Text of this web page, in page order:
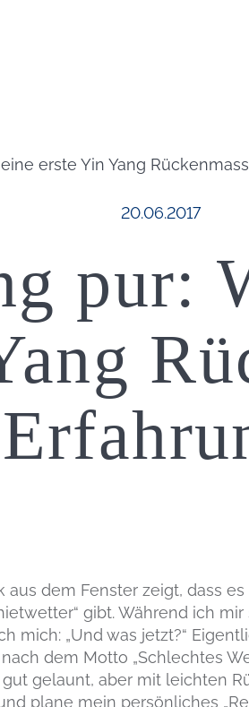
erste Yin Yang
Veröffentlicht am:
20.06.2017
pur:
aus dem Fenster zeigt, dass
gibt. Während ich
mich: „Und was jetzt?“
dem Motto „Schlechtes
gelaunt, aber mit leichten
plane mein persönliches